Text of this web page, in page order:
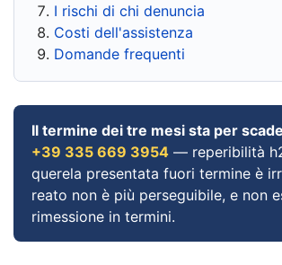
I rischi di chi denuncia
Costi dell'assistenza
Domande frequenti
Il termine dei tre mesi sta per
+39 335 669 3954 — reperibilità
querela presentata fuori termine è
reato non è più perseguibile, e non
rimessione in termini.